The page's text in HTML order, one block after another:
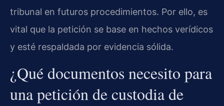
tribunal en futuros procedimientos. Por ello, es
vital que la petición se base en hechos verídicos
y esté respaldada por evidencia sólida.
¿Qué documentos necesito para
una petición de custodia de